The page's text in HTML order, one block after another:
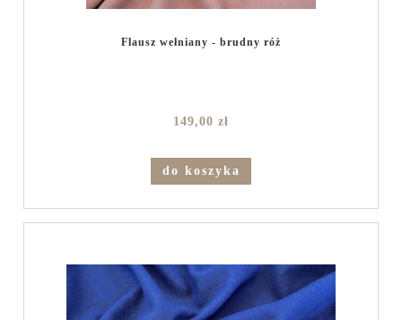
Flausz wełniany - brudny róż
149,00 zł
do koszyka